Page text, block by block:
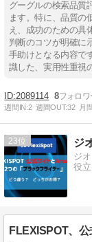
グーグルの検索品質
ます。特に、品質の
え、成功のための具
判断のコツが明確に
手助けとなる内容で
識した、実用性重視
2089114 8
週間IN:2 週間OUT:32 月
23 ジ
ジ
役